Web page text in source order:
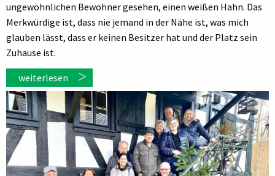
ungewöhnlichen Bewohner gesehen, einen weißen Hahn. Das
Merkwürdige ist, dass nie jemand in der Nähe ist, was mich
glauben lässt, dass er keinen Besitzer hat und der Platz sein
Zuhause ist.
weiterlesen